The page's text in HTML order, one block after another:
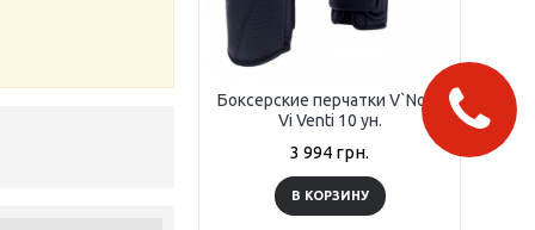
Боксерские перчатки V`Noks
Vi Venti 10 ун.
3 994 грн.
В КОРЗИНУ